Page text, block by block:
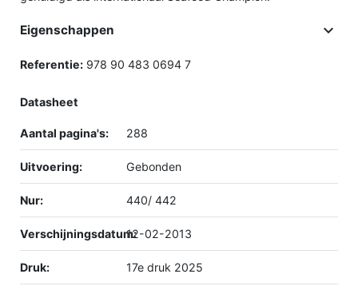
Eigenschappen 
Referentie: 978 90 483 0694 7
Datasheet
Aantal pagina's: 288
Uitvoering: Gebonden
Nur: 440/ 442
Verschijningsdatum:12-02-2013
Druk: 17e druk 2025